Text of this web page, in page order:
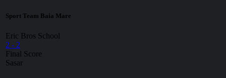
Sport Team Baia Mare
Eric Bros School
2 - 2
Final Score
Sasar